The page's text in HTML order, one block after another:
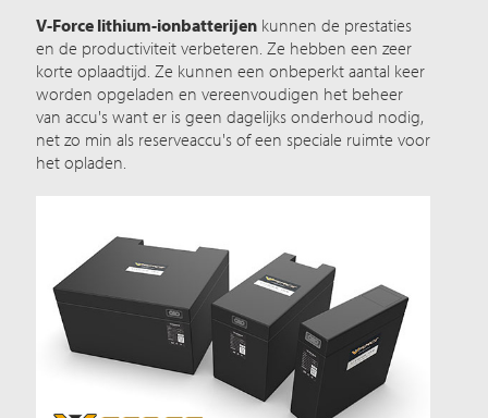
V-Force lithium-ionbatterijen kunnen de prestaties
en de productiviteit verbeteren. Ze hebben een zeer
korte oplaadtijd. Ze kunnen een onbeperkt aantal keer
worden opgeladen en vereenvoudigen het beheer
van accu's want er is geen dagelijks onderhoud nodig,
net zo min als reserveaccu's of een speciale ruimte voor
het opladen.